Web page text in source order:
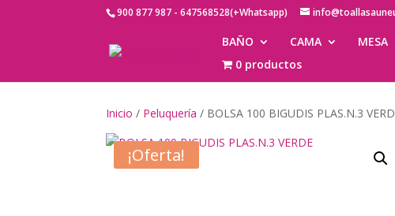
900 877 987 - 647568528(+Whatsapp)
BAÑO CAMA MESA
0 productos
Inicio / Peluquería / BOLSA 100 BIGUDIS PLAS.N.3
¡Oferta!